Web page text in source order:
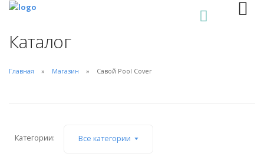
Каталог
Главная Магазин Савой Pool Cover
Категории: Все категории